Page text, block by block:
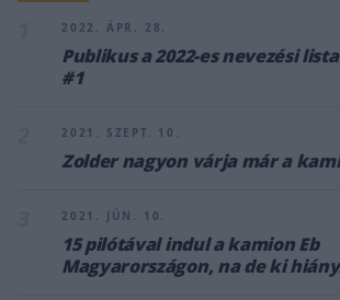
2022. ÁPR. 28.
Publikus a 2022-es nevezési
#1
2021. SZEPT. 10.
Zolder nagyon várja már a
2021. JÚN. 10.
15 pilótával indul a kamion Eb
Magyarországon, na de ki